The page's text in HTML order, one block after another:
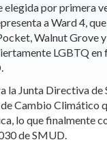
elegida por primera
a Ward 4,
Walnut Grove
LGBTQ en
la Junta Directiva
Cambio Climático
lo que finalmente
de SMUD.